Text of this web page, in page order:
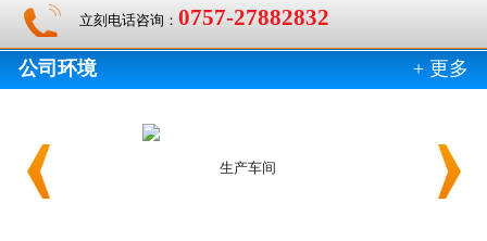
立刻电话咨询： 0757-27882832
+ 更多
公司环境
生产车间 生产车间